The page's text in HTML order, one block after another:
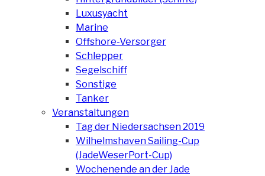
Luxusyacht
Marine
Offshore-Versorger
Schlepper
Segelschiff
Sonstige
Tanker
Veranstaltungen
Tag der Niedersachsen 2019
Wilhelmshaven Sailing-Cup
(JadeWeserPort-Cup)
Wochenende an der Jade